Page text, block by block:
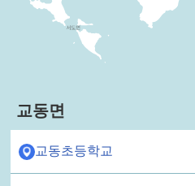
교동면
교동초등학교